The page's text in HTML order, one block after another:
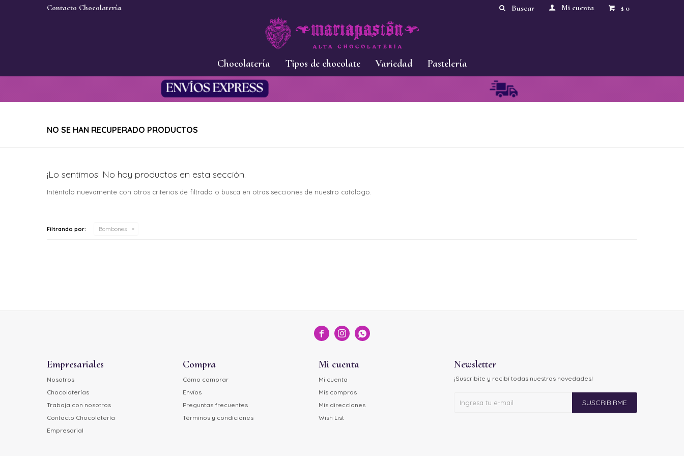
Chocolatería Tipos de chocolate Variedad Pastelería
$ 0
Contacto Chocolatería
NO SE HAN RECUPERADO PRODUCTOS
¡Lo sentimos! No hay productos en esta sección.
Inténtalo nuevamente con otros criterios de filtrado o busca en otras secciones de nuestro catálogo.
Filtrando por: Bombones
  
Empresariales
Nosotros
Chocolaterías
Trabaja con nosotros
Contacto Chocolatería
Empresarial
Compra
Cómo comprar
Envíos
Preguntas frecuentes
Términos y condiciones
Mi cuenta
Mi cuenta
Mis compras
Mis direcciones
Wish List
Newsletter
¡Suscribite y recibí todas nuestras novedades!
SUSCRIBIRME